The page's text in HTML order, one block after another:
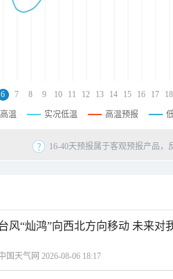
6 7 8 9 10 11 12 13 14 15 16 17 18
温 实况低温 高温预报
16-40天预报属于客观预报产品
风“灿鸿”向西北方向移动 未来对
国天气网 2026-08-06 18:17